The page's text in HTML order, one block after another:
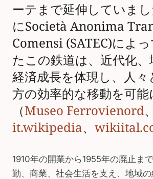
ーテまで延伸していま
にSocietà Anonima
Comensi (SATEC)によ
たこの鉄道は、近代化、
経済成長を体現し、人々
方の効率的な移動を可
（Museo Ferrovienord、
it.wikipedia、
1910年の開業から1955年の廃止ま
勤、商業、社会生活を支え、地域